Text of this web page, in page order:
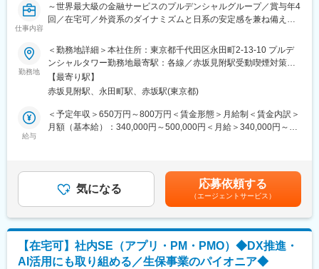
てシステム開発に取り組むことができます。
■組織構成
～7割を占める為、入社後も馴染みやすい環境です。また、部内の
雰囲気も落ち着いており和やかな雰囲気です。
■就業環境
所定労働7時間、全社平均残業20時間程度で、フレックス制度の
イフバランスを整えながら就業いただける環境です。
■同社ITデジタルの特徴
く、社員を大切にする日系的特徴を併せ持った会社です。
変更の範囲：会社の定める業務
仕事内容
～世界最大級の金融サービスのプルデンシャルグループ／賞与年4
回／在宅可／外資系のダイナミズムと日系の安定感を兼ね備えた
下記に記載するシステムの開発・保守を実施します。
・契約管理システム
・価格計算/数理決算/会計/入出金システム
・人事関連システム
・経費精算システム
・その他社内システム
携わっていただきます。
ビジネス部門・システム部門の他チーム、外部ベンダーなど多く
のステークホルダーと連携しながら、上流工程を中心にプロジェ
・他システムとの調整、システムテスト実施
・開発ベンダーの管理業務
勤務地
＜勤務地詳細＞本社住所：東京都千代田区永田町2-13-10 プルデ
ンシャルタワー勤務地最寄駅：各線／赤坂見附駅受動喫煙対策：
屋内喫煙可能場所あり
【最寄り駅】
赤坂見附駅、永田町駅、赤坂駅(東京都)
給与
＜予定年収＞650万円～800万円＜賃金形態＞月給制＜賃金内訳＞
月額（基本給）：340,000円～500,000円＜月給＞340,000円～
ます。月給(月額)は固定手当を含めた表記です。
気になる 応募依頼する
（エージェントサービス）
【在宅可】社内SE（アプリ・PM・PMO）◆DX推進・
AI活用にも取り組める／生保事業のパイオニア◆